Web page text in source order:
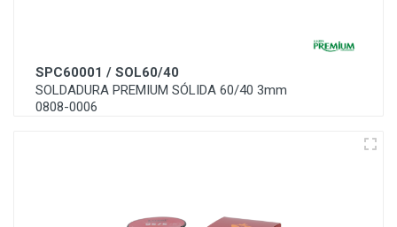
SPC60001 / SOL60/40
SOLDADURA PREMIUM SÓLIDA 60/40 3mm
0808-0006